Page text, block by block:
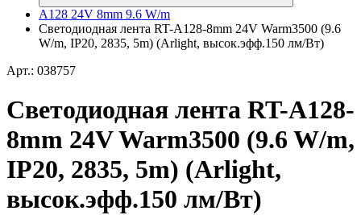
A128 24V 8mm 9.6 W/m
Светодиодная лента RT-A128-8mm 24V Warm3500 (9.6
W/m, IP20, 2835, 5m) (Arlight, высок.эфф.150 лм/Вт)
Арт.: 038757
Светодиодная лента RT-A128-
8mm 24V Warm3500 (9.6 W/m,
IP20, 2835, 5m) (Arlight,
высок.эфф.150 лм/Вт)